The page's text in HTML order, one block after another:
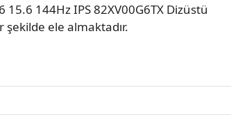
144Hz IPS 82XV00G6TX Dizüstü
şekilde ele almaktadır.